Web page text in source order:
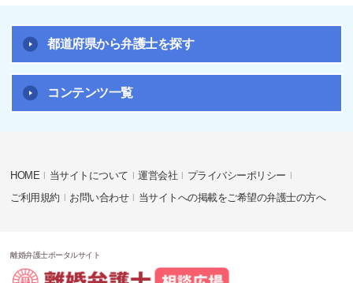
都道府県から弁護士を探す
コンテンツ一覧
HOME 当サイトについて 運営会社
プライバシーポリシー
ご利用規約
お問い合わせ 当サイトへの掲載をご希望の弁護士の方へ
離婚弁護士ポータルサイト